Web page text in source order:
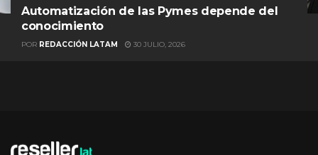
Automatización de las Pymes depende del
conocimiento
POR REDACCIÓN LATAM 30 JULIO, 2026